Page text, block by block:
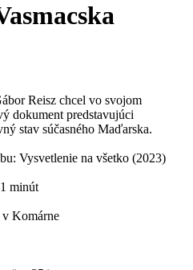
Reisz chcel vo svojom
dokument predstavujúci
stav súčasného Maďarska.
Vysvetlenie na všetko (2023)
minút
Komárne